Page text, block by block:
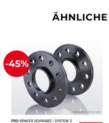
-45%